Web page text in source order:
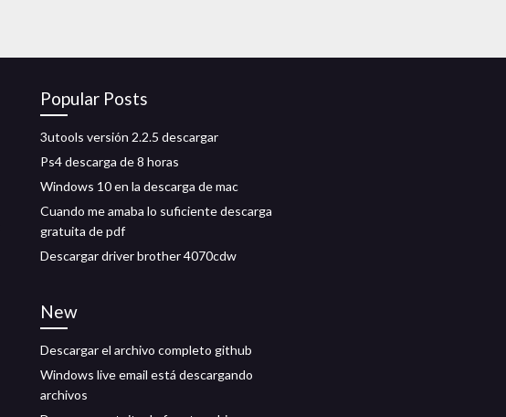
Popular Posts
3utools versión 2.2.5 descargar
Ps4 descarga de 8 horas
Windows 10 en la descarga de mac
Cuando me amaba lo suficiente descarga
gratuita de pdf
Descargar driver brother 4070cdw
New
Descargar el archivo completo github
Windows live email está descargando
archivos